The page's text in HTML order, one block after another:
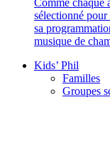
Comme chaque
sélectionné
sa
musique de
Kids’ Phil
Familles
Groupes